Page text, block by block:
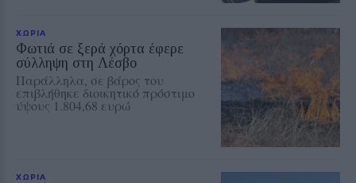
ΧΩΡΙΑ
Φωτιά σε ξερά χόρτα έφερε
σύλληψη στη Λέσβο
Παράλληλα, σε βάρος του
επιβλήθηκε διοικητικό πρόστιμο
ύψους 1.804,68 ευρώ
ΧΩΡΙΑ